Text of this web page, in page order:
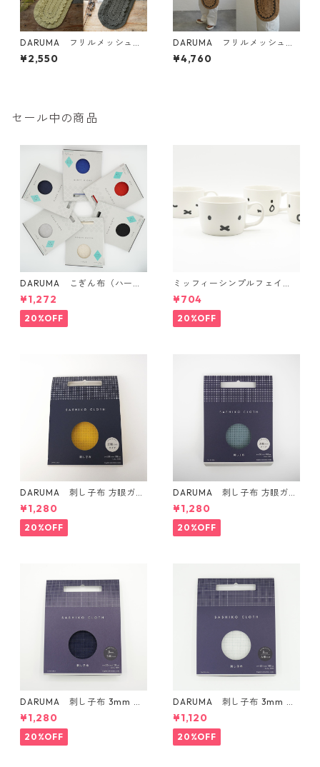
DARUMA フリルメッシュバ
ッグKIT B、C
¥2,550
DARUMA フリルメッシュバ
ッグKIT A
¥4,760
セール中の商品
DARUMA こぎん布（ハード
タイプ）
¥1,272
20%OFF
ミッフィーシンプルフェイ
ス マグ
¥704
20%OFF
DARUMA 刺し子布 方眼ガイ
ドタイプ Col.4 カラシ
¥1,280
20%OFF
DARUMA 刺し子布 方眼ガイ
ドタイプ Col.5 にぶ青
¥1,280
20%OFF
DARUMA 刺し子布 3mm 方
眼ガイドタイプ Col.3 紺
¥1,280
20%OFF
DARUMA 刺し子布 3mm 方
眼ガイドタイプ Col.1 白
¥1,120
20%OFF